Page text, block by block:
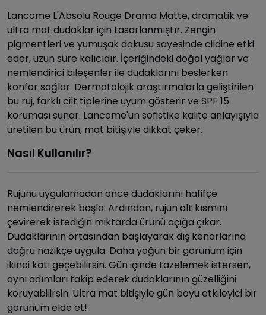
Lancome L'Absolu Rouge Drama Matte, dramatik ve
ultra mat dudaklar için tasarlanmıştır. Zengin
pigmentleri ve yumuşak dokusu sayesinde cildine etki
eder, uzun süre kalıcıdır. İçeriğindeki doğal yağlar ve
nemlendirici bileşenler ile dudaklarını beslerken
konfor sağlar. Dermatolojik araştırmalarla geliştirilen
bu ruj, farklı cilt tiplerine uyum gösterir ve SPF 15
koruması sunar. Lancome'un sofistike kalite anlayışıyla
üretilen bu ürün, mat bitişiyle dikkat çeker.
Nasıl Kullanılır?
Rujunu uygulamadan önce dudaklarını hafifçe
nemlendirerek başla. Ardından, rujun alt kısmını
çevirerek istediğin miktarda ürünü açığa çıkar.
Dudaklarının ortasından başlayarak dış kenarlarına
doğru nazikçe uygula. Daha yoğun bir görünüm için
ikinci katı geçebilirsin. Gün içinde tazelemek istersen,
aynı adımları takip ederek dudaklarının güzelliğini
koruyabilirsin. Ultra mat bitişiyle gün boyu etkileyici bir
görünüm elde et!